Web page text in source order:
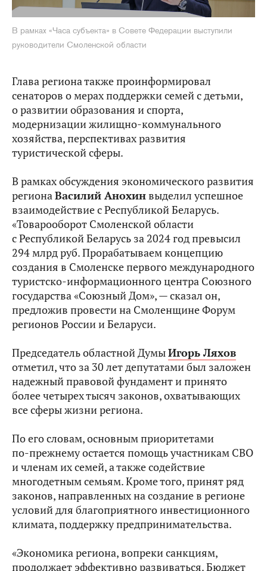
В рамках «Часа субъекта» в Совете Федерации выступили
руководители Смоленской области
Глава региона также проинформировал
сенаторов о мерах поддержки семей с детьми,
о развитии образования и спорта,
модернизации жилищно-коммунального
хозяйства, перспективах развития
туристической сферы.
В рамках обсуждения экономического развития
региона Василий Анохинвыделил успешное
взаимодействие с Республикой Беларусь.
«Товарооборот Смоленской области
с Республикой Беларусь за 2024 год превысил
294 млрд руб. Прорабатываем концепцию
создания в Смоленске первого международного
туристско-информационного центра Союзного
государства «Союзный Дом», — сказал он,
предложив провести на Смоленщине Форум
регионов России и Беларуси.
Председатель областной ДумыИгорь Ляхов
отметил, что за 30 лет депутатами был заложен
надежный правовой фундамент и принято
более четырех тысяч законов, охватывающих
все сферы жизни региона.
По его словам, основным приоритетами
по‑прежнему остается помощь участникам СВО
и членам их семей, а также содействие
многодетным семьям. Кроме того, принят ряд
законов, направленных на создание в регионе
условий для благоприятного инвестиционного
климата, поддержку предпринимательства.
«Экономика региона, вопреки санкциям,
продолжает эффективно развиваться. Бюджет